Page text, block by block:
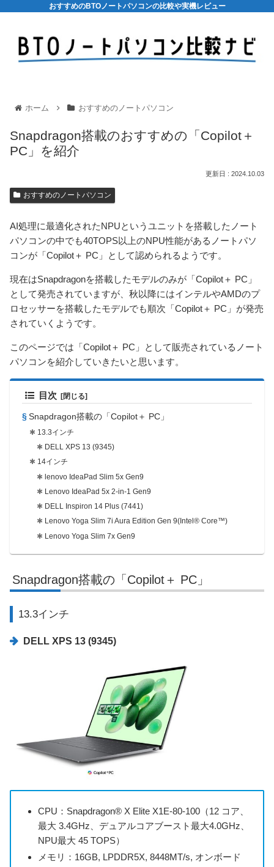
おすすめのBTOノートパソコンの比較や実機レビュー
ホーム おすすめのノートパソコン
Snapdragon搭載のおすすめの「Copilot＋
PC」を紹介
2024.10.03
おすすめのノートパソコン
AI処理に最適化されたNPUというユニットを搭載したノート
パソコンの中でも40TOPS以上のNPU性能があるノートパソ
コンが「Copilot＋ PC」として認められるようです。
現在はSnapdragonを搭載したモデルのみが「Copilot＋ PC」
として発売されていますが、秋以降にはインテルやAMDのプ
ロセッサーを搭載したモデルでも順次「Copilot＋ PC」が発売
されていくようです。
このページでは「Copilot＋ PC」として販売されているノート
パソコンを紹介していきたいと思います。
目次
Snapdragon搭載の「Copilot＋ PC」
13.3インチ
DELL XPS 13 (9345)
14インチ
lenovo IdeaPad Slim 5x Gen9
Lenovo IdeaPad 5x 2-in-1 Gen9
DELL Inspiron 14 Plus (7441)
Lenovo Yoga Slim 7i Aura Edition Gen 9(Intel® Core™)
Lenovo Yoga Slim 7x Gen9
Snapdragon搭載の「Copilot＋ PC」
13.3インチ
DELL XPS 13 (9345)
CPU：Snapdragon® X Elite X1E-80-100（12 コア、
最大 3.4GHz、デュアルコアブースト最大4.0GHz、
NPU最大 45 TOPS）
メモリ：16GB, LPDDR5X, 8448MT/s, オンボード